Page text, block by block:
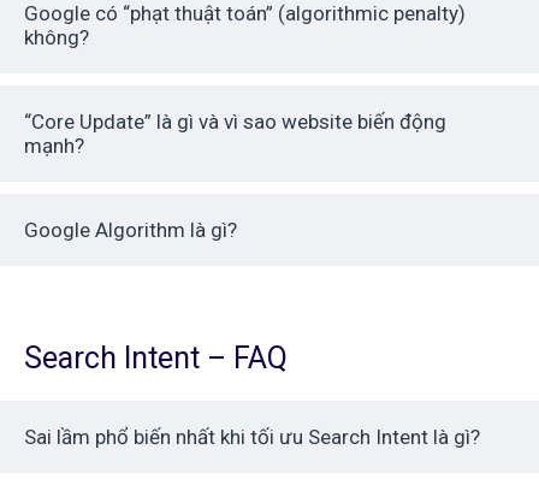
Google có “phạt thuật toán” (algorithmic penalty)
không?
“Core Update” là gì và vì sao website biến động
mạnh?
Google Algorithm là gì?
Search Intent – FAQ
Sai lầm phổ biến nhất khi tối ưu Search Intent là gì?